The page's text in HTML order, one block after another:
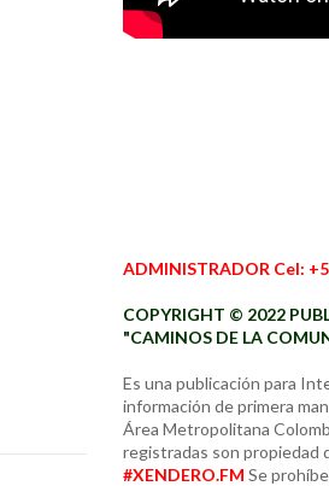
ADMINISTRADOR Cel:
COPYRIGHT © 2022
"CAMINOS DE LA
Es una publicación para
información de primera
Área Metropolitana
registradas son propiedad
#XENDERO.FM Se